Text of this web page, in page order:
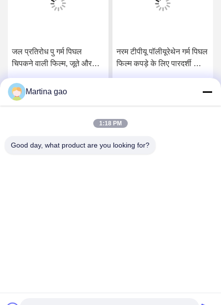
जल प्रतिरोध पु गर्म पिघल
चिपकने वाली फिल्म, जूते और
सर्वोत्तम मूल्य प्राप्त करें
नरम टीपीयू पॉलीयूरेथेन गर्म पिघल
फिल्म कपड़े के लिए पारदर्शी निः
Martina gao
1:18 PM
Good day, what product are you looking for?